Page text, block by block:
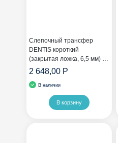
Слепочный трансфер
DENTIS короткий
(закрытая ложка, 6,5 мм) с
шестигранником
2 648,00 Р
В наличии
В корзину